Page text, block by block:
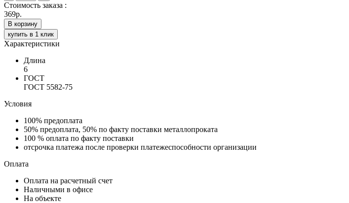
Стоимость заказа :
369р.
В корзину
купить в 1 клик
Характеристики
Длина
6
ГОСТ
ГОСТ 5582-75
Условия
100% предоплата
50% предоплата, 50% по факту поставки металлопроката
100 % оплата по факту поставки
отсрочка платежа после проверки платежеспособности организации
Оплата
Оплата на расчетный счет
Наличными в офисе
На объекте